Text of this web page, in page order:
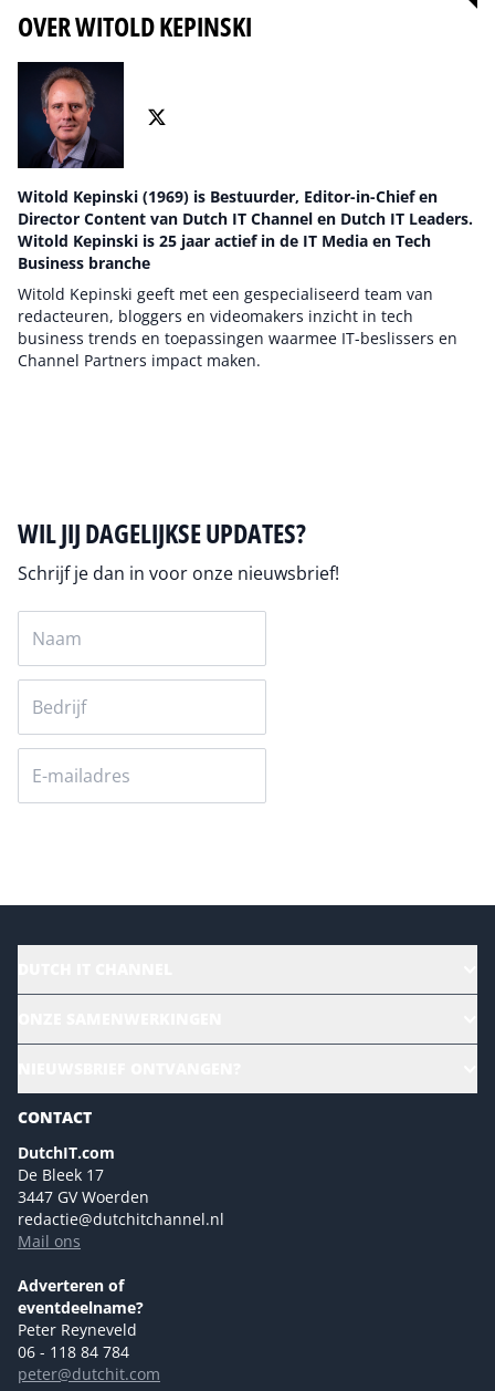
OVER WITOLD KEPINSKI
Witold Kepinski (1969) is Bestuurder, Editor-in-Chief en
Director Content van Dutch IT Channel en Dutch IT Leaders.
Witold Kepinski is 25 jaar actief in de IT Media en Tech
Business branche
Witold Kepinski geeft met een gespecialiseerd team van
redacteuren, bloggers en videomakers inzicht in tech
business trends en toepassingen waarmee IT-beslissers en
Channel Partners impact maken.
WIL JIJ DAGELIJKSE UPDATES?
Schrijf je dan in voor onze nieuwsbrief!
Magazines
Marketingmogelijkheden 2026
Eventmogelijkheden 2026
Advertising opportunities 2026 ENG
Event opportunities 2026 ENG
NL Digital
Versturen
CONTACT
DutchIT.com
De Bleek 17
3447 GV Woerden
redactie@dutchitchannel.nl
Mail ons
Adverteren of
eventdeelname?
Peter Reyneveld
06 - 118 84 784
peter@dutchit.com